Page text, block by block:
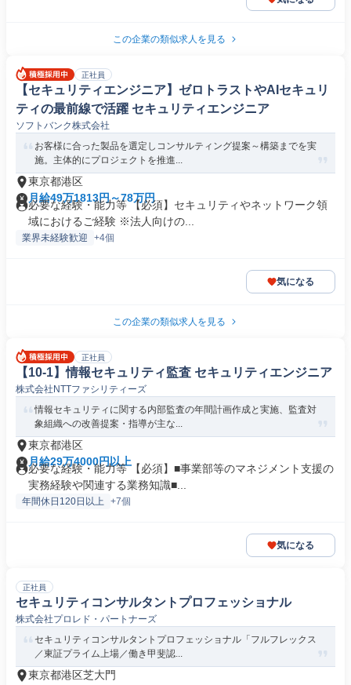
この企業の類似求人を見る
正社員
【セキュリティエンジニア】ゼロトラストやAIセキュリ
ティの最前線で活躍 セキュリティエンジニア
ソフトバンク株式会社
お客様に合った製品を選定しコンサルティング提案～構築までを実
施。主体的にプロジェクトを推進...
東京都港区
月給49万1813円～78万円
必要な経験・能力等 【必須】セキュリティやネットワーク領
域におけるご経験 ※法人向けの...
業界未経験歓迎 +4個
気になる
この企業の類似求人を見る
正社員
【10-1】情報セキュリティ監査 セキュリティエンジニア
株式会社NTTファシリティーズ
情報セキュリティに関する内部監査の年間計画作成と実施、監査対
象組織への改善提案・指導が主な...
東京都港区
月給29万4000円以上
必要な経験・能力等 【必須】■事業部等のマネジメント支援の
実務経験や関連する業務知識■...
年間休日120日以上 +7個
気になる
正社員
セキュリティコンサルタントプロフェッショナル
株式会社プロレド・パートナーズ
セキュリティコンサルタントプロフェッショナル「フルフレックス
／東証プライム上場／働き甲斐認...
東京都港区芝大門